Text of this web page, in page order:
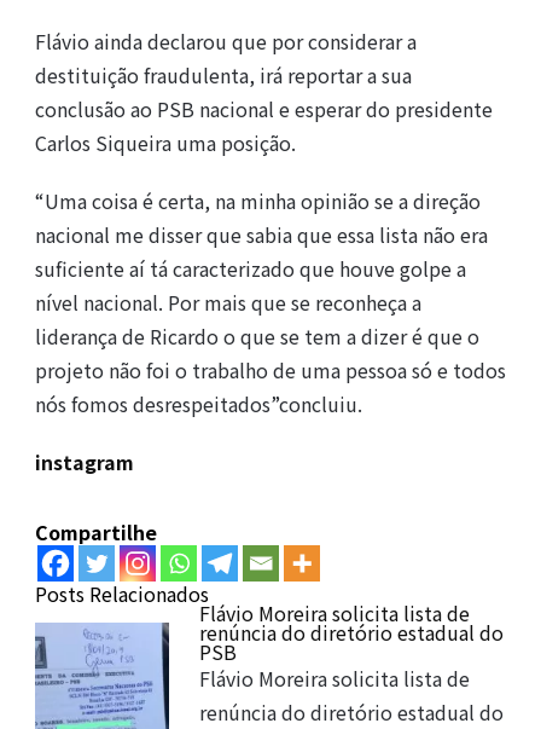
Flávio ainda declarou que por considerar a
destituição fraudulenta, irá reportar a sua
conclusão ao PSB nacional e esperar do presidente
Carlos Siqueira uma posição.
“Uma coisa é certa, na minha opinião se a direção
nacional me disser que sabia que essa lista não era
suficiente aí tá caracterizado que houve golpe a
nível nacional. Por mais que se reconheça a
liderança de Ricardo o que se tem a dizer é que o
projeto não foi o trabalho de uma pessoa só e todos
nós fomos desrespeitados”concluiu.
instagram
Compartilhe
Posts Relacionados
Flávio Moreira solicita lista de
renúncia do diretório estadual do
PSB
Flávio Moreira solicita lista de
renúncia do diretório estadual do